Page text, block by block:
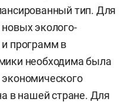
тип. Для
эколого-
программ в
необходима была
в нашей стране. Для